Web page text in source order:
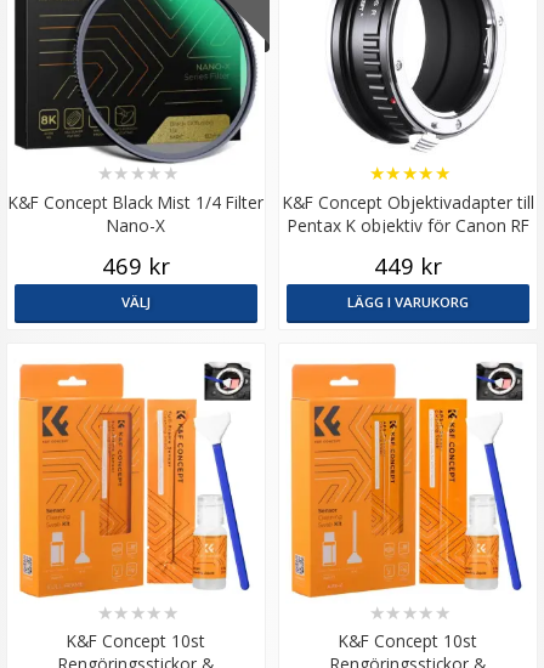
K&F Concept Black Mist 1/4 Filter
Nano-X
★★ ★★ ★
469 kr
VÄLJ
K&F Concept Objektivadapter till
Pentax K objektiv för Canon RF
★★★★★
449 kr
LÄGG I VARUKORG
K&F Concept 10st
★★ ★★ ★
K&F Concept 10st
★★ ★★ ★